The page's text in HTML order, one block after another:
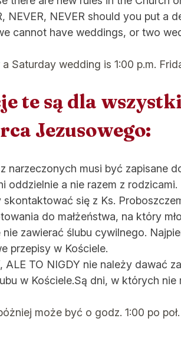
NEVER, NEVER should you put a
cannot have weddings, or two
Saturday wedding is 1:00 p.m.
te są dla
Jezusowego:
narzeczonych musi być zapisane
oddzielnie a nie razem z rodzicami.
skontaktować się z Ks.
do małżeństwa, na ktόry
nie zawierać ślubu cywilnego.
przepisy w Kościele.
ALE TO NIGDY nie należy dawać
w Kościele.Są dni, w ktόrych
może być o godz. 1:00 po